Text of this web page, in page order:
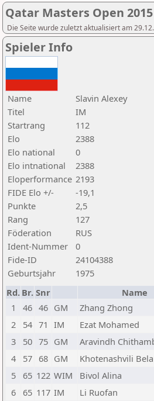
Qatar Masters Open
Die Seite wurde zuletzt aktualisiert am
Spieler Info
Name
Slavin Alexey
Titel
IM
Startrang
112
Elo
2388
Elo national
0
Elo intnational
2388
Eloperformance 2193
FIDE Elo +/-
-19,1
Punkte
2,5
Rang
127
Föderation
RUS
Ident-Nummer
0
Fide-ID
24104388
Geburtsjahr
1975
Rd. Br. Snr Name
1
46 46 GM Zhang Zhong
2
54 71 IM Ezat Mohamed
3
50 75 GM Aravindh
4
57 68 GM Khotenashvili Bela
5
65 122 WIM Bivol Alina
6
65 117 IM Li Ruofan